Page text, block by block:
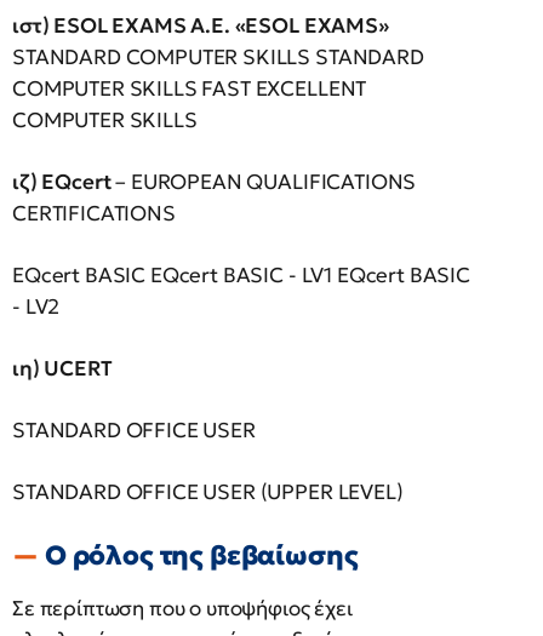
ιστ) ESOL EXAMS A.E. «ESOL EXAMS»
STANDARD COMPUTER SKILLS STANDARD
COMPUTER SKILLS FAST EXCELLENT
COMPUTER SKILLS
ιζ) EQcert– EUROPEAN QUALIFICATIONS
CERTIFICATIONS
EQcert BASIC EQcert BASIC - LV1 EQcert BASIC
- LV2
ιη) UCERT
STANDARD OFFICE USER
STANDARD OFFICE USER (UPPER LEVEL)
Ο ρόλος της βεβαίωσης
Σε περίπτωση που ο υποψήφιος έχει